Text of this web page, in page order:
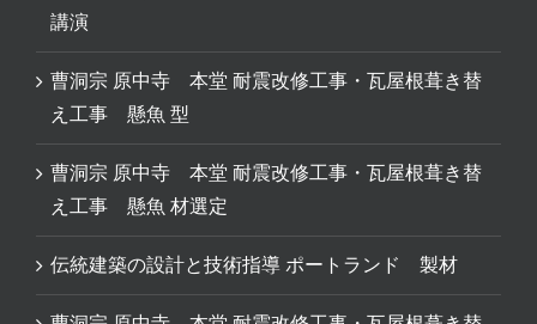
講演
曹洞宗 原中寺 本堂 耐震改修工事・瓦屋根葺き替
え工事 懸魚 型
曹洞宗 原中寺 本堂 耐震改修工事・瓦屋根葺き替
え工事 懸魚 材選定
伝統建築の設計と技術指導 ポートランド 製材